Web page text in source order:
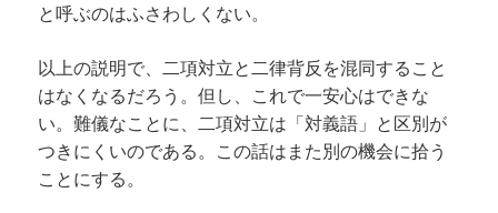
と呼ぶのはふさわしくない。
以上の説明で、二項対立と二律背反を混同すること
はなくなるだろう。但し、これで一安心はできな
い。難儀なことに、二項対立は「対義語」と区別が
つきにくいのである。この話はまた別の機会に拾う
ことにする。